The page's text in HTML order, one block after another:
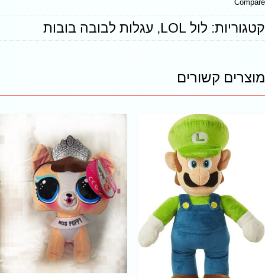
Compare
קטגוריות: לול LOL , עגלות לבובה בובות
מוצרים קשורים